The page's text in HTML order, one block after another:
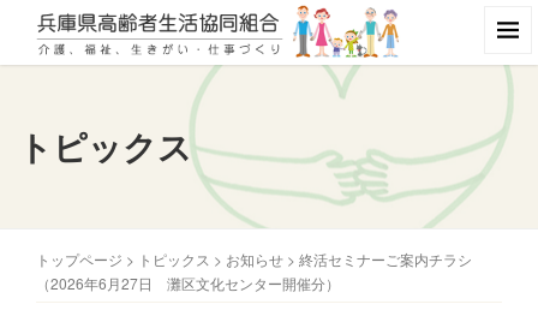
トピックス
トップページ > トピックス > お知らせ > 終活セミナーご案内チラシ
（2026年6月27日 灘区文化センター開催分）